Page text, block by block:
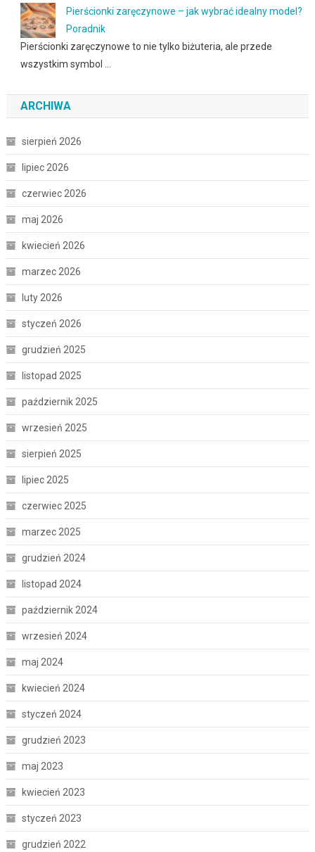
Pierścionki zaręczynowe – jak wybrać idealny model?
Poradnik
Pierścionki zaręczynowe to nie tylko biżuteria, ale przede
wszystkim symbol …
ARCHIWA
sierpień 2026
lipiec 2026
czerwiec 2026
maj 2026
kwiecień 2026
marzec 2026
luty 2026
styczeń 2026
grudzień 2025
listopad 2025
październik 2025
wrzesień 2025
sierpień 2025
lipiec 2025
czerwiec 2025
marzec 2025
grudzień 2024
listopad 2024
październik 2024
wrzesień 2024
maj 2024
kwiecień 2024
styczeń 2024
grudzień 2023
maj 2023
kwiecień 2023
styczeń 2023
grudzień 2022